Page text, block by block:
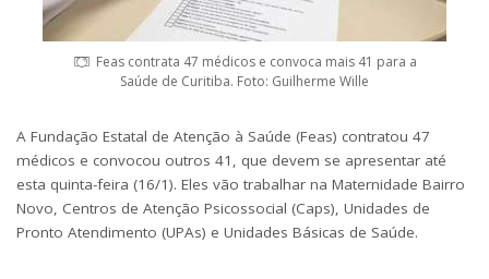
Feas contrata 47 médicos e convoca mais 41 para a
Saúde de Curitiba. Foto: Guilherme Wille
A Fundação Estatal de Atenção à Saúde (Feas) contratou 47
médicos e convocou outros 41, que devem se apresentar até
esta quinta-feira (16/1). Eles vão trabalhar na Maternidade Bairro
Novo, Centros de Atenção Psicossocial (Caps), Unidades de
Pronto Atendimento (UPAs) e Unidades Básicas de Saúde.